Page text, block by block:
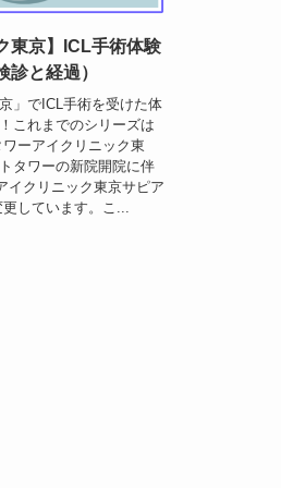
東京】ICL手術体験
と経過）
」でICL手術を受けた体
これまでのシリーズは
ーアイクリニック東
タワーの新院開院に伴
イクリニック東京サピア
しています。こ...